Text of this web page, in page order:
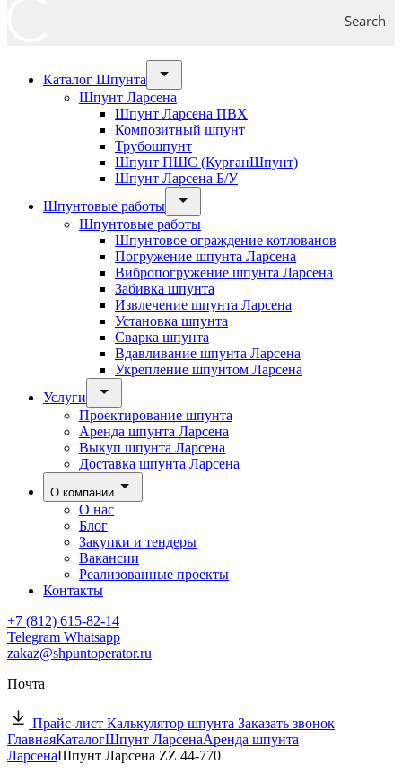
Search
Каталог Шпунта
Шпунт Ларсена
Шпунт Ларсена ПВХ
Композитный шпунт
Трубошпунт
Шпунт ПШС (КурганШпунт)
Шпунт Ларсена Б/У
Шпунтовые работы
Шпунтовые работы
Шпунтовое ограждение котлованов
Погружение шпунта Ларсена
Вибропогружение шпунта Ларсена
Забивка шпунта
Извлечение шпунта Ларсена
Установка шпунта
Сварка шпунта
Вдавливание шпунта Ларсена
Укрепление шпунтом Ларсена
Услуги
Проектирование шпунта
Аренда шпунта Ларсена
Выкуп шпунта Ларсена
Доставка шпунта Ларсена
О компании
О нас
Блог
Закупки и тендеры
Вакансии
Реализованные проекты
Контакты
+7 (812) 615-82-14
Telegram Whatsapp
zakaz@shpuntoperator.ru
Почта
Прайс-лист Калькулятор шпунта Заказать звонок
ГлавнаяКаталогШпунт ЛарсенаАренда шпунта
ЛарсенаШпунт Ларсена ZZ 44-770